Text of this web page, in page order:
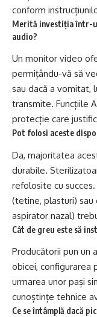
conform
Merită investiția într-
audio?
Un monitor video
permițându-vă să
sau dacă a vomitat,
transmite. Funcțiile
protecție care
Pot folosi aceste
Da, majoritatea
durabile.
refolosite cu
(tetine, plasturi) sau
aspirator nazal)
Cât de greu este să
Producătorii pun un
obicei, configurarea
urmarea unor pași
cunoștințe tehnice
Ce se întâmplă dacă